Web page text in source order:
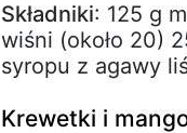
Składniki: 125 g
wiśni (około 20)
syropu z agawy
Krewetki i